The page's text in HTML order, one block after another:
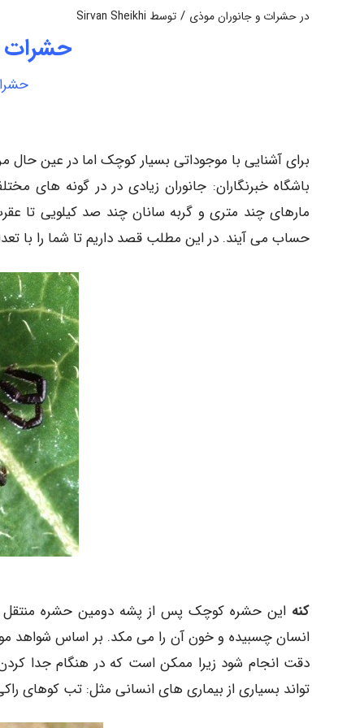
در حشرات و جانوران موذی / توسط Sirvan Sheikhi
حشرات
برای آشنایی با موجوداتی بسیار کوچک اما در عین حال
باشگاه خبرنگاران: جانوران زیادی در در گونه های
مارهای چند متری و گربه سانان چند صد کیلویی تا
حساب می آیند. در این مطلب قصد داریم تا شما را با
کنه این حشره کوچک پس از پشه دومین حشره منتقل
انسان چسبیده و خون آن را می مکد. بر اساس شواهد
دقت انجام شود زیرا ممکن است که در هنگام جدا
تواند بسیاری از بیماری های انسانی مثل: تب کوهای